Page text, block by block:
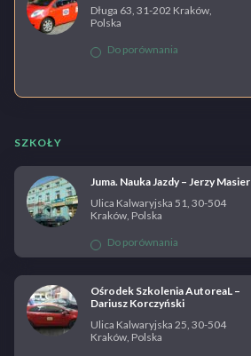
Długa 63, 31-202 Kraków,
Polska
Do porównania
SZKOŁY
Juma. Nauka Jazdy – Jerzy Masier
Ulica Kalwaryjska 51, 30-504
Kraków, Polska
Do porównania
Ośrodek Szkolenia AutoreaL –
Dariusz Korczyński
Ulica Kalwaryjska 25, 30-504
Kraków, Polska